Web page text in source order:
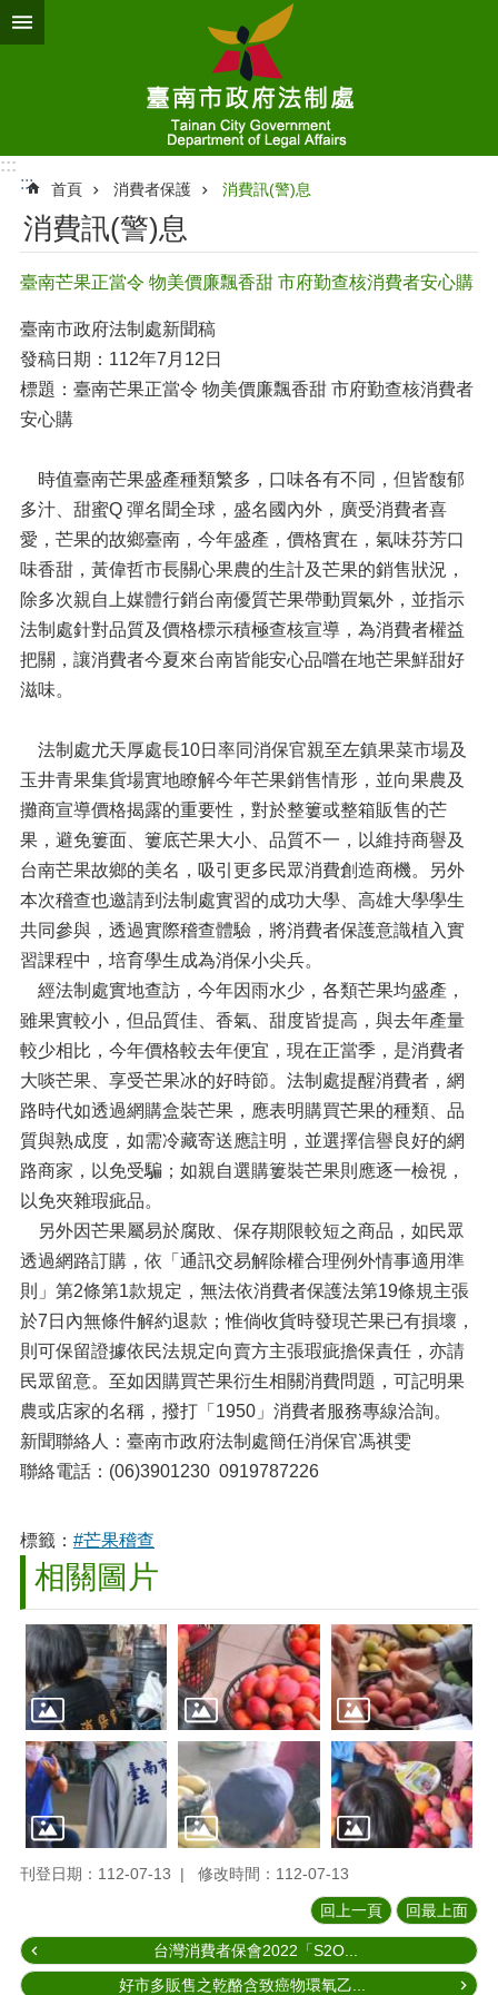
跳到主要內容區塊
:::
:::
首頁 消費者保護 消費訊(警)息
消費訊(警)息
臺南芒果正當令 物美價廉飄香甜 市府勤查核消費者安心購
臺南市政府法制處新聞稿
發稿日期：112年7月12日
標題：臺南芒果正當令 物美價廉飄香甜 市府勤查核消費者
安心購
時值臺南芒果盛產種類繁多，口味各有不同，但皆馥郁
多汁、甜蜜Q 彈名聞全球，盛名國內外，廣受消費者喜
愛，芒果的故鄉臺南，今年盛產，價格實在，氣味芬芳口
味香甜，黃偉哲市長關心果農的生計及芒果的銷售狀況，
除多次親自上媒體行銷台南優質芒果帶動買氣外，並指示
法制處針對品質及價格標示積極查核宣導，為消費者權益
把關，讓消費者今夏來台南皆能安心品嚐在地芒果鮮甜好
滋味。
法制處尤天厚處長10日率同消保官親至左鎮果菜市場及
玉井青果集貨場實地瞭解今年芒果銷售情形，並向果農及
攤商宣導價格揭露的重要性，對於整簍或整箱販售的芒
果，避免簍面、簍底芒果大小、品質不一，以維持商譽及
台南芒果故鄉的美名，吸引更多民眾消費創造商機。另外
本次稽查也邀請到法制處實習的成功大學、高雄大學學生
共同參與，透過實際稽查體驗，將消費者保護意識植入實
習課程中，培育學生成為消保小尖兵。
經法制處實地查訪，今年因雨水少，各類芒果均盛產，
雖果實較小，但品質佳、香氣、甜度皆提高，與去年產量
較少相比，今年價格較去年便宜，現在正當季，是消費者
大啖芒果、享受芒果冰的好時節。法制處提醒消費者，網
路時代如透過網購盒裝芒果，應表明購買芒果的種類、品
質與熟成度，如需冷藏寄送應註明，並選擇信譽良好的網
路商家，以免受騙；如親自選購簍裝芒果則應逐一檢視，
以免夾雜瑕疵品。
另外因芒果屬易於腐敗、保存期限較短之商品，如民眾
透過網路訂購，依「通訊交易解除權合理例外情事適用準
則」第2條第1款規定，無法依消費者保護法第19條規主張
於7日內無條件解約退款；惟倘收貨時發現芒果已有損壞，
則可保留證據依民法規定向賣方主張瑕疵擔保責任，亦請
民眾留意。至如因購買芒果衍生相關消費問題，可記明果
農或店家的名稱，撥打「1950」消費者服務專線洽詢。
新聞聯絡人：臺南市政府法制處簡任消保官馮祺雯
聯絡電話：(06)3901230 0919787226
標籤： #芒果稽查
相關圖片
刊登日期：112-07-13 修改時間：112-07-13
回上一頁 回最上面
台灣消費者保會2022「S2O...
好市多販售之乾酪含致癌物環氧乙...